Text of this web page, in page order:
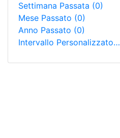
Settimana Passata (0)
Mese Passato (0)
Anno Passato (0)
Intervallo Personalizzato…